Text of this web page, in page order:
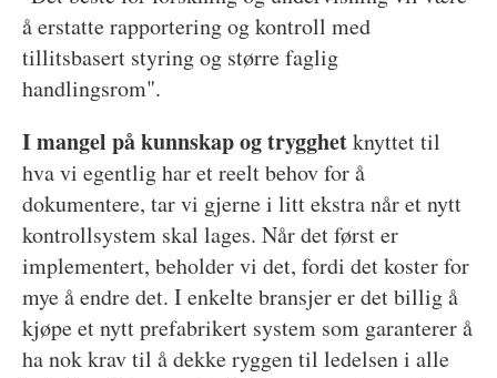
å erstatte rapportering og kontroll med
tillitsbasert styring og større faglig
handlingsrom".
I mangel på kunnskap og trygghetknyttet til
hva vi egentlig har et reelt behov for å
dokumentere, tar vi gjerne i litt ekstra når et nytt
kontrollsystem skal lages. Når det først er
implementert, beholder vi det, fordi det koster for
mye å endre det. I enkelte bransjer er det billig å
kjøpe et nytt prefabrikert system som garanterer å
ha nok krav til å dekke ryggen til ledelsen i alle